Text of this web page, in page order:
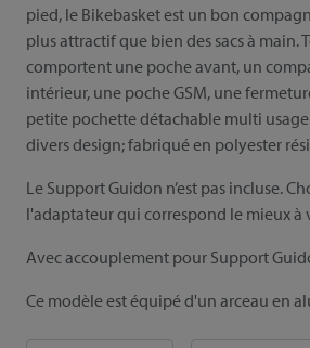
pied, le Bikebasket est un bon
plus attractif que bien des sacs à main.
comportent une poche avant, un
intérieur, une poche GSM, une
petite pochette détachable multi
divers design; fabriqué en polyester
Le Support Guidon n’est pas incluse.
l'adaptateur qui correspond le mieux à
Avec accouplement pour Support
Ce modèle est équipé d'un arceau en